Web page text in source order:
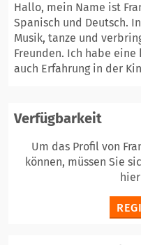
Hallo, mein Name ist
Spanisch und Deutsch.
Musik, tanze und
Freunden. Ich habe
auch Erfahrung in der
Verfügbarkeit
Um das Profil von
können, müssen Sie
hier